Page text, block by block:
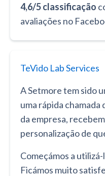
4,6/5 classificação
avaliações no
TeVido Lab Services
A Setmore tem sido
uma rápida chamada
da empresa,
personalização de
Começámos a
Ficámos muito